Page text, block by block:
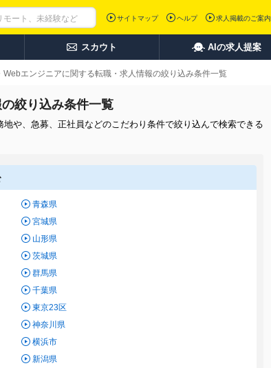
サイトマップ ヘルプ 求人掲載のご案内
スカウト AIの求人提案
Webエンジニアに関する転職・求人情報の絞り込み条件一覧
絞り込み条件一覧
や、急募、正社員などのこだわり条件で絞り込んで検索できる
青森県
宮城県
山形県
茨城県
群馬県
千葉県
東京23区
神奈川県
横浜市
新潟県